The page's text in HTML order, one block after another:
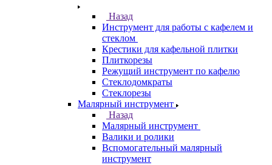
Назад
Инструмент для работы с кафелем и
стеклом
Крестики для кафельной плитки
Плиткорезы
Режущий инструмент по кафелю
Стеклодомкраты
Стеклорезы
Малярный инструмент
Назад
Малярный инструмент
Валики и ролики
Вспомогательный малярный
инструмент